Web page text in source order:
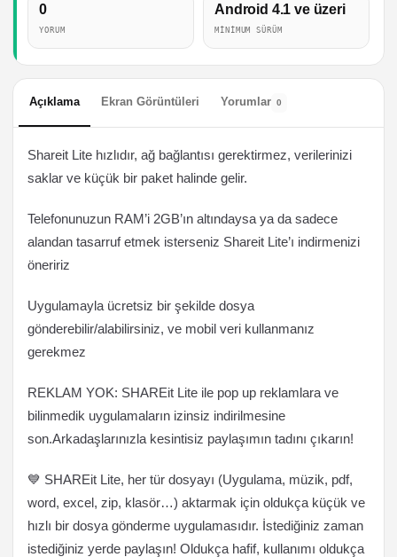
0
YORUM
Android 4.1 ve üzeri
MINIMUM SÜRÜM
Açıklama Ekran Görüntüleri Yorumlar 0
Shareit Lite hızlıdır, ağ bağlantısı gerektirmez, verilerinizi
saklar ve küçük bir paket halinde gelir.
Telefonunuzun RAM’i 2GB’ın altındaysa ya da sadece
alandan tasarruf etmek isterseniz Shareit Lite’ı indirmenizi
öneririz
Uygulamayla ücretsiz bir şekilde dosya
gönderebilir/alabilirsiniz, ve mobil veri kullanmanız
gerekmez
REKLAM YOK: SHAREit Lite ile pop up reklamlara ve
bilinmedik uygulamaların izinsiz indirilmesine
son.Arkadaşlarınızla kesintisiz paylaşımın tadını çıkarın!
💙 SHAREit Lite, her tür dosyayı (Uygulama, müzik, pdf,
word, excel, zip, klasör…) aktarmak için oldukça küçük ve
hızlı bir dosya gönderme uygulamasıdır. İstediğiniz zaman
istediğiniz yerde paylaşın! Oldukça hafif, kullanımı oldukça